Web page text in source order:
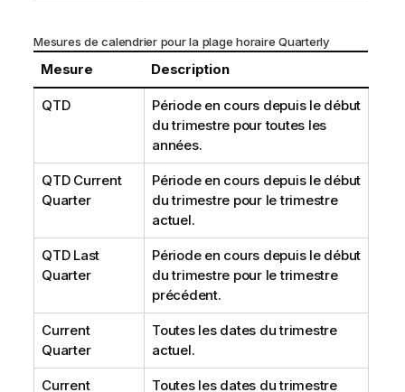
Mesures de calendrier pour la plage horaire Quarterly
Mesure Description
QTD
Période en cours depuis le début
du trimestre pour toutes les
années.
QTD Current
Quarter
Période en cours depuis le début
du trimestre pour le trimestre
actuel.
QTD Last
Quarter
Période en cours depuis le début
du trimestre pour le trimestre
précédent.
Current
Quarter
Toutes les dates du trimestre
actuel.
Current Toutes les dates du trimestre